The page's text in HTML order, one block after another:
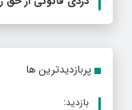
پربازدیدترین ها
بازدید: